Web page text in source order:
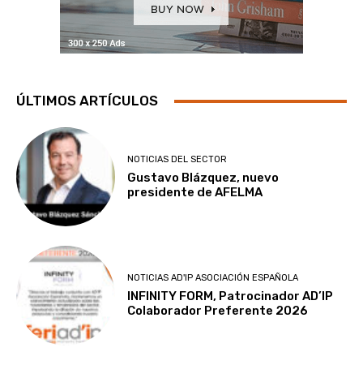
ÚLTIMOS ARTÍCULOS
NOTICIAS DEL SECTOR
Gustavo Blázquez, nuevo
presidente de AFELMA
NOTICIAS AD'IP ASOCIACIÓN ESPAÑOLA
INFINITY FORM, Patrocinador AD’IP
Colaborador Preferente 2026